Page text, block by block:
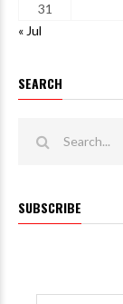
31
« Jul
SEARCH
SUBSCRIBE